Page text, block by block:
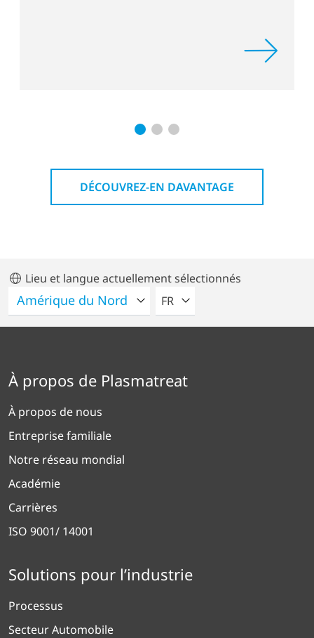
DÉCOUVREZ-EN DAVANTAGE
Lieu et langue actuellement sélectionnés
VEUILLEZ SÉLECTIONNER
FR
À propos de Plasmatreat
À propos de nous
Entreprise familiale
Notre réseau mondial
Académie
Carrières
ISO 9001/ 14001
Solutions pour l’industrie
Processus
Secteur Automobile